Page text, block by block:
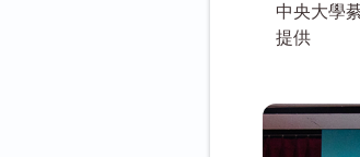
中央大學
提供